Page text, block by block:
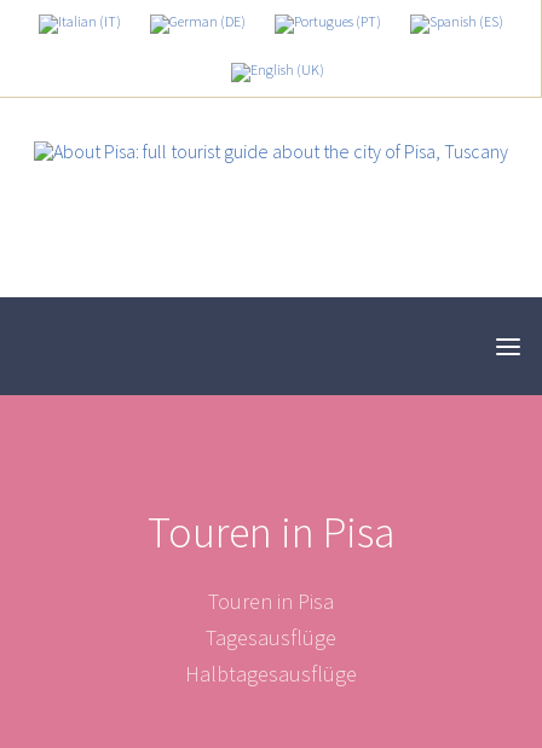
Touren in Pisa
Touren in Pisa
Tagesausflüge
Halbtagesausflüge